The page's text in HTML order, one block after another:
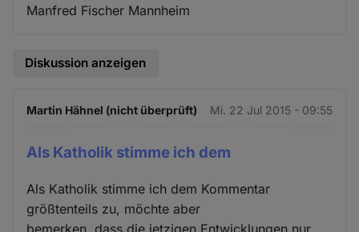
Manfred Fischer Mannheim
Diskussion anzeigen
Martin Hähnel (nicht überprüft) Mi. 22 Jul 2015 - 09:55
Als Katholik stimme ich dem
Als Katholik stimme ich dem Kommentar
größtenteils zu, möchte aber
bemerken, dass die jetzigen Entwicklungen nur